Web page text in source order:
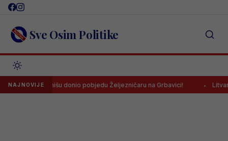
Skip
content Sve Osim Politike
NAJNOVIJEu finišu donio pobjedu Željezničaru na Grbavici!